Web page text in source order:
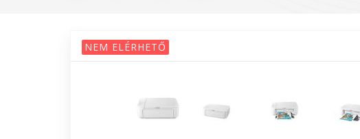
NEM ELÉRHETŐ